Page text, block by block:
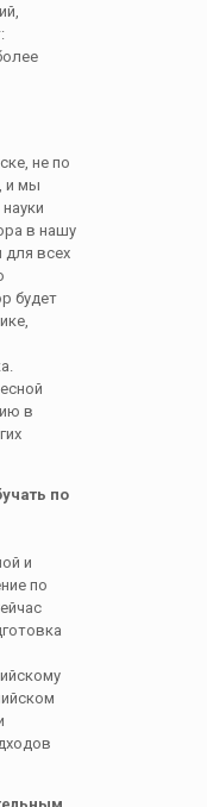
не по
и мы
в нашу
всех
будет
в
по
и
по